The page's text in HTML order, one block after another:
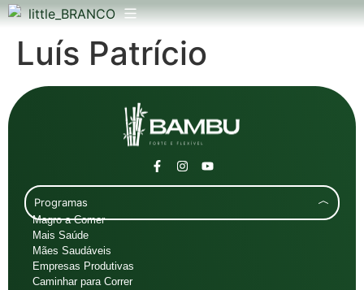
Luís Patrício
Programas
Magro a Comer
Mais Saúde
Mães Saudáveis
Empresas Produtivas
Caminhar para Correr